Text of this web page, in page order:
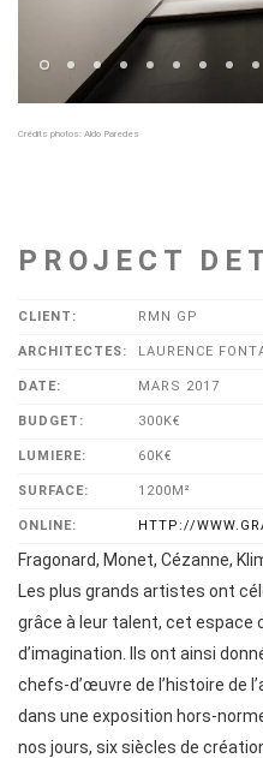
Crédits photos: Aldo Paredes
PROJECT
CLIENT: RMN GP
ARCHITECTES: LAURENCE
DATE: MARS 2017
BUDGET: 300K€
LUMIERE: 60K€
SURFACE: 1200M²
ONLINE: HTTP://
Fragonard, Monet, Cézanne,
Les plus grands artistes ont
grâce à leur talent, cet espace
d’imagination. Ils ont ainsi
chefs-d’œuvre de l’histoire de
dans une exposition hors-
nos jours, six siècles de